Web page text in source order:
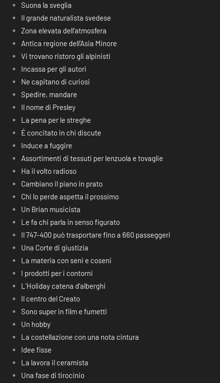
Suona la sveglia
Il grande naturalista svedese
Zona elevata dell’atmosfera
Antica regione dell’Asia Minore
Vi trovano ristoro gli alpinisti
Incassa per gli autori
Ne capitano di curiosi
Spedire, mandare
Il nome di Presley
La pena per le streghe
É concitato in chi discute
Induce a fuggire
Assortimenti di tessuti per lenzuola e tovaglie
Ha il volto radioso
Cambiano il piano in prato
Chi lo perde aspetta il prossimo
Un Brian musicista
Le fa chi parla in senso figurato
Il 747-400 può trasportare fino a 660 passeggeri
Una Corte di giustizia
La materia con seni e coseni
I prodotti per i contorni
L’Holiday catena d’alberghi
Il centro del Creato
Sono super in film e fumetti
Un hobby
La costellazione con una nota cintura
Idee fisse
La lavora il ceramista
Una fase di tirocinio